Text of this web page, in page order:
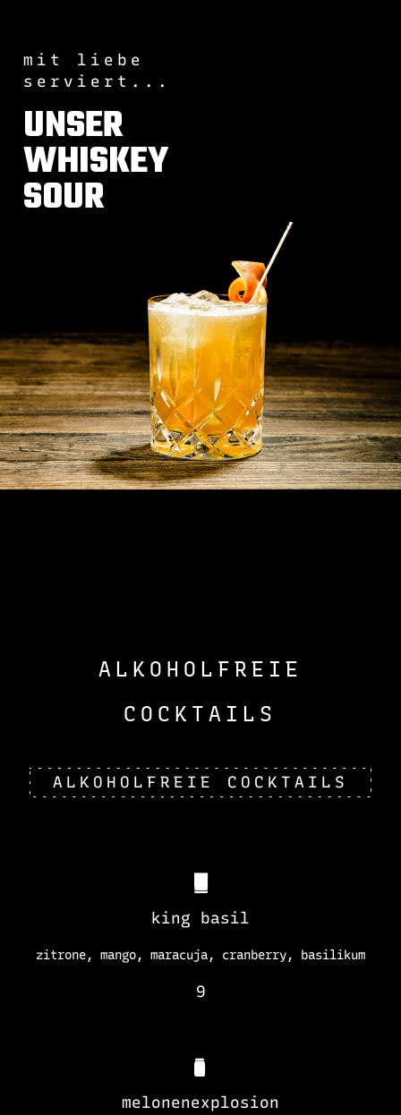
mit liebe
serviert...
UNSER
WHISKEY
SOUR
ALKOHOLFREIE
COCKTAILS
ALKOHOLFREIE COCKTAILS
king basil
zitrone, mango, maracuja, cranberry, basilikum
9
melonenexplosion